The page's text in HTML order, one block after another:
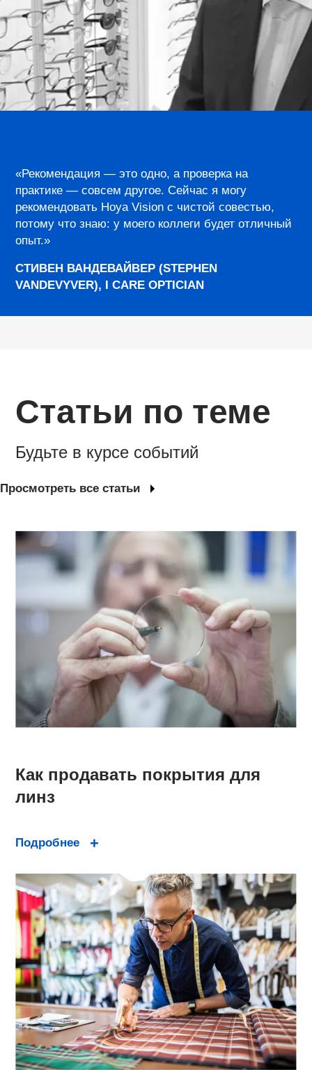
«Рекомендация — это одно, а проверка на
практике — совсем другое. Сейчас я могу
рекомендовать Hoya Vision с чистой совестью,
потому что знаю: у моего коллеги будет отличный
опыт.»
СТИВЕН ВАНДЕВАЙВЕР (STEPHEN
VANDEVYVER),
I CARE OPTICIAN
Статьи по теме
Просмотреть все статьи
Будьте в курсе событий
Как продавать покрытия для
линз
Подробнее